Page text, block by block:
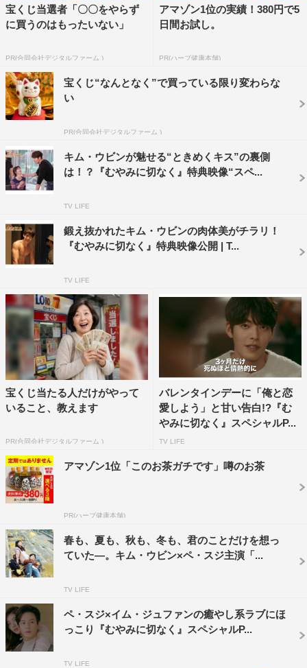
ム・ウビンに「大丈夫です」と笑顔で応えるペ・スジ。ス
上がった。
また屋台での食事シーンについて「屋台で食べるなら、
夕食を抜くべきでした。とてもいい気分です」と上機嫌の
キム・ウビン。さらに、ジュニョンとウルの印象的なシー
分かる？」と自ら“笑いチェック”を求め、現場は爆笑状態
に。本物の笑いにするべくキム・ウビンが「先に（自分
『むやみに切なく』U-NEXT独占見放題配信記念
スペシャルメイキング
https://youtu.be/COVWqabFhbA
特集ページURL：http://prt.nu/0/muyamikpress
WEBスポット公開URL：https://youtu.be/o4eOJAYGF9s
Licensed by KBS Media Ltd.©2016 SAMHWA
NETWORKS All rights reserved
宝くじ当選者「〇〇をやらず
に買うのはもったいない」
PR(合同会社デジタルファーム )
アマゾン1位の実績！380円で5
日間お試し。
PR(ハーブ健康本舗)
宝くじ“なんとなく”で買っている限り変わらな
い
PR(合同会社デジタルファーム )
キム・ウビンが魅せる“ときめくキス”の裏側
は！？『むやみに切なく』特典映像“スペ...
TV LIFE
鍛え抜かれたキム・ウビンの肉体美がチラリ！
『むやみに切なく』特典映像公開 | T...
TV LIFE
宝くじ当たる人だけがやって
いること、教えます
PR(合同会社デジタルファーム )
バレンタインデーに「俺と恋
愛しよう」と甘い告白!?『む
やみに切なく』スペシャルP...
TV LIFE
アマゾン1位「このお茶ガチです」噂のお茶
PR(ハーブ健康本舗)
春も、夏も、秋も、冬も、君のことだけを想っ
ていた―。キム・ウビン×ペ・スジ主演「...
TV LIFE
ペ・スジ×イム・ジュファンの癒やし系ラブにほ
っこり『むやみに切なく』スペシャルP...
TV LIFE